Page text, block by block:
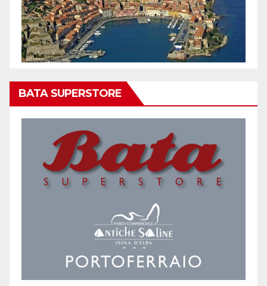
BATA SUPERSTORE